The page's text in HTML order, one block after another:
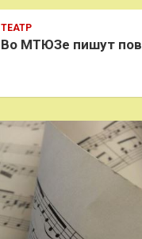
ТЕАТР
Во МТЮЗе пишут